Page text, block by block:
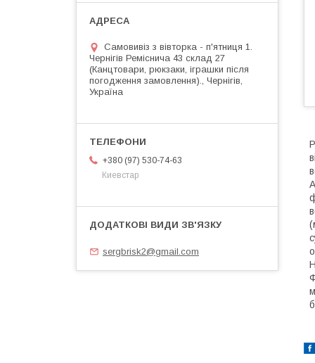
Самовивіз з вівторка - п'ятниця 1.
Чернігів Реміснича 43 склад 27
(Канцтовари, рюкзаки, іграшки після
погодження замовлення)., Чернігів,
Україна
+380 (97) 530-74-63
Киевстар
sergbrisk2@gmail.com